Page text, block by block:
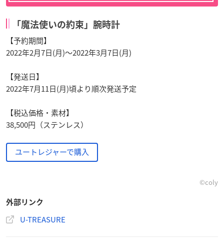
「魔法使いの約束」腕時計
【予約期間】
2022年2月7日(月)～2022年3月7日(月)
【発送日】
2022年7月11日(月)頃より順次発送予定
【税込価格・素材】
38,500円（ステンレス）
ユートレジャーで購入
©coly
外部リンク
U-TREASURE